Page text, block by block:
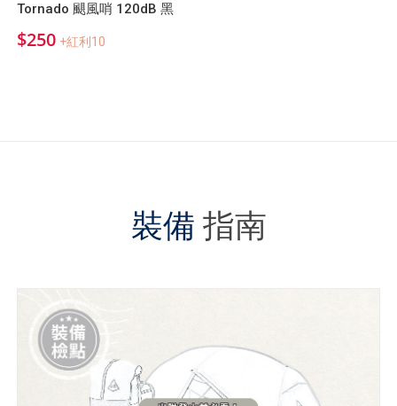
Tornado 颶風哨 120dB 黑
$250 +紅利10
裝備 指南